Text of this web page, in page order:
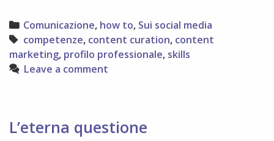
creare
contenuti
Categories
Comunicazione, how to, Sui social media
Tags
competenze, content curation, content
marketing, profilo professionale, skills
Leave a comment
L’eterna questione